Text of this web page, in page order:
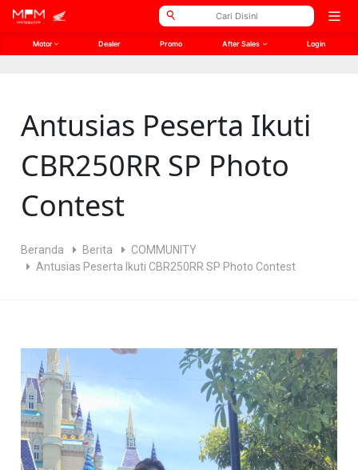
// Open Graph Meta // Twitter Meta
Open
Motor Dealer Promo After Sales Login
Antusias Peserta Ikuti
CBR250RR SP Photo
Contest
Beranda Berita
COMMUNITY
Antusias Peserta Ikuti CBR250RR SP Photo Contest